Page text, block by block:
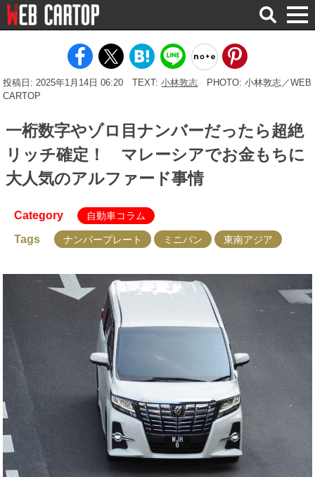
検
索
投稿日: 2025年1月14日 06:20 TEXT:小林敦志
PHOTO: 小林敦志／WEB
CARTOP
一桁数字やゾロ目ナンバーだったら超絶
リッチ確定！ マレーシアでお金もちに
大人気のアルファード事情
Category 自動車コラム
Tags ナンバープレート ミニバン 東南アジア